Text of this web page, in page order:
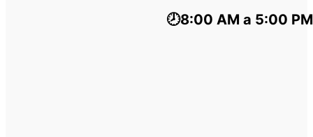
🕗8:00 AM a 5:00 PM